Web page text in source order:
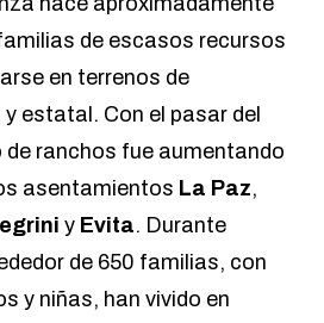
de escasos recursos
en terrenos de
estatal. Con el pasar del
de ranchos fue aumentando
asentamientos La Paz,
y Evita. Durante
de 650 familias, con
y niñas, han vivido en